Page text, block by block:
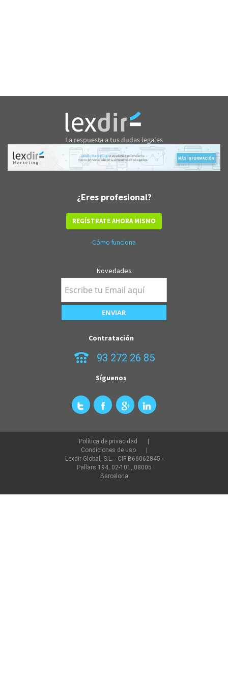
¿Eres profesional?
REGÍSTRATE AHORA MISMO
Cómo funciona
Novedades
Contratación
93 272 26 85
Síguenos
Política de privacidad
Condiciones de uso
Lexdir Global, S.L. - CIF B66062845 -
Pallars 194, 02-101, 08005
Barcelona